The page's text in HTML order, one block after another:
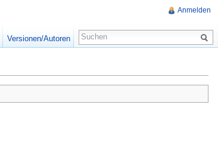
Anmelden
Versionen/Autoren